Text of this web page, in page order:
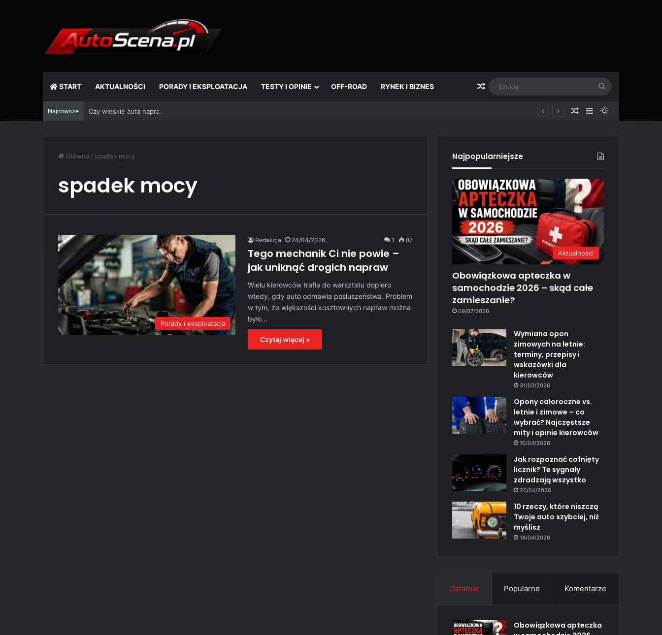
START AKTUALNOŚCI PORADY I EKSPLOATACJA TESTY I OPINIE OFF-ROAD RYNEK I BIZNES Losowy artykuł
Najnowsze Czy włoskie auta naprawdę się psują? Mit, który wciąż żyje Losowy artykuł
Sidebar
Główna / spadek mocy
spadek mocy
Porady i eksploatacja
Redakcja 24/04/2026 1 87
Tego mechanik Ci nie powie –
jak uniknąć drogich napraw
Wielu kierowców trafia do warsztatu dopiero
wtedy, gdy auto odmawia posłuszeństwa. Problem
w tym, że większości kosztownych napraw można
było…
Czytaj więcej »
Najpopularniejsze
Aktualności
Obowiązkowa apteczka w
samochodzie 2026 – skąd całe
zamieszanie?
09/07/2026
Wymiana opon
zimowych na letnie:
terminy, przepisy i
wskazówki dla
kierowców
31/03/2026
Opony całoroczne vs.
letnie i zimowe – co
wybrać? Najczęstsze
mity i opinie kierowców
10/04/2026
Jak rozpoznać cofnięty
licznik? Te sygnały
zdradzają wszystko
20/04/2026
10 rzeczy, które niszczą
Twoje auto szybciej, niż
myślisz
14/04/2026
Ostatnie Popularne Komentarze
Obowiązkowa apteczka